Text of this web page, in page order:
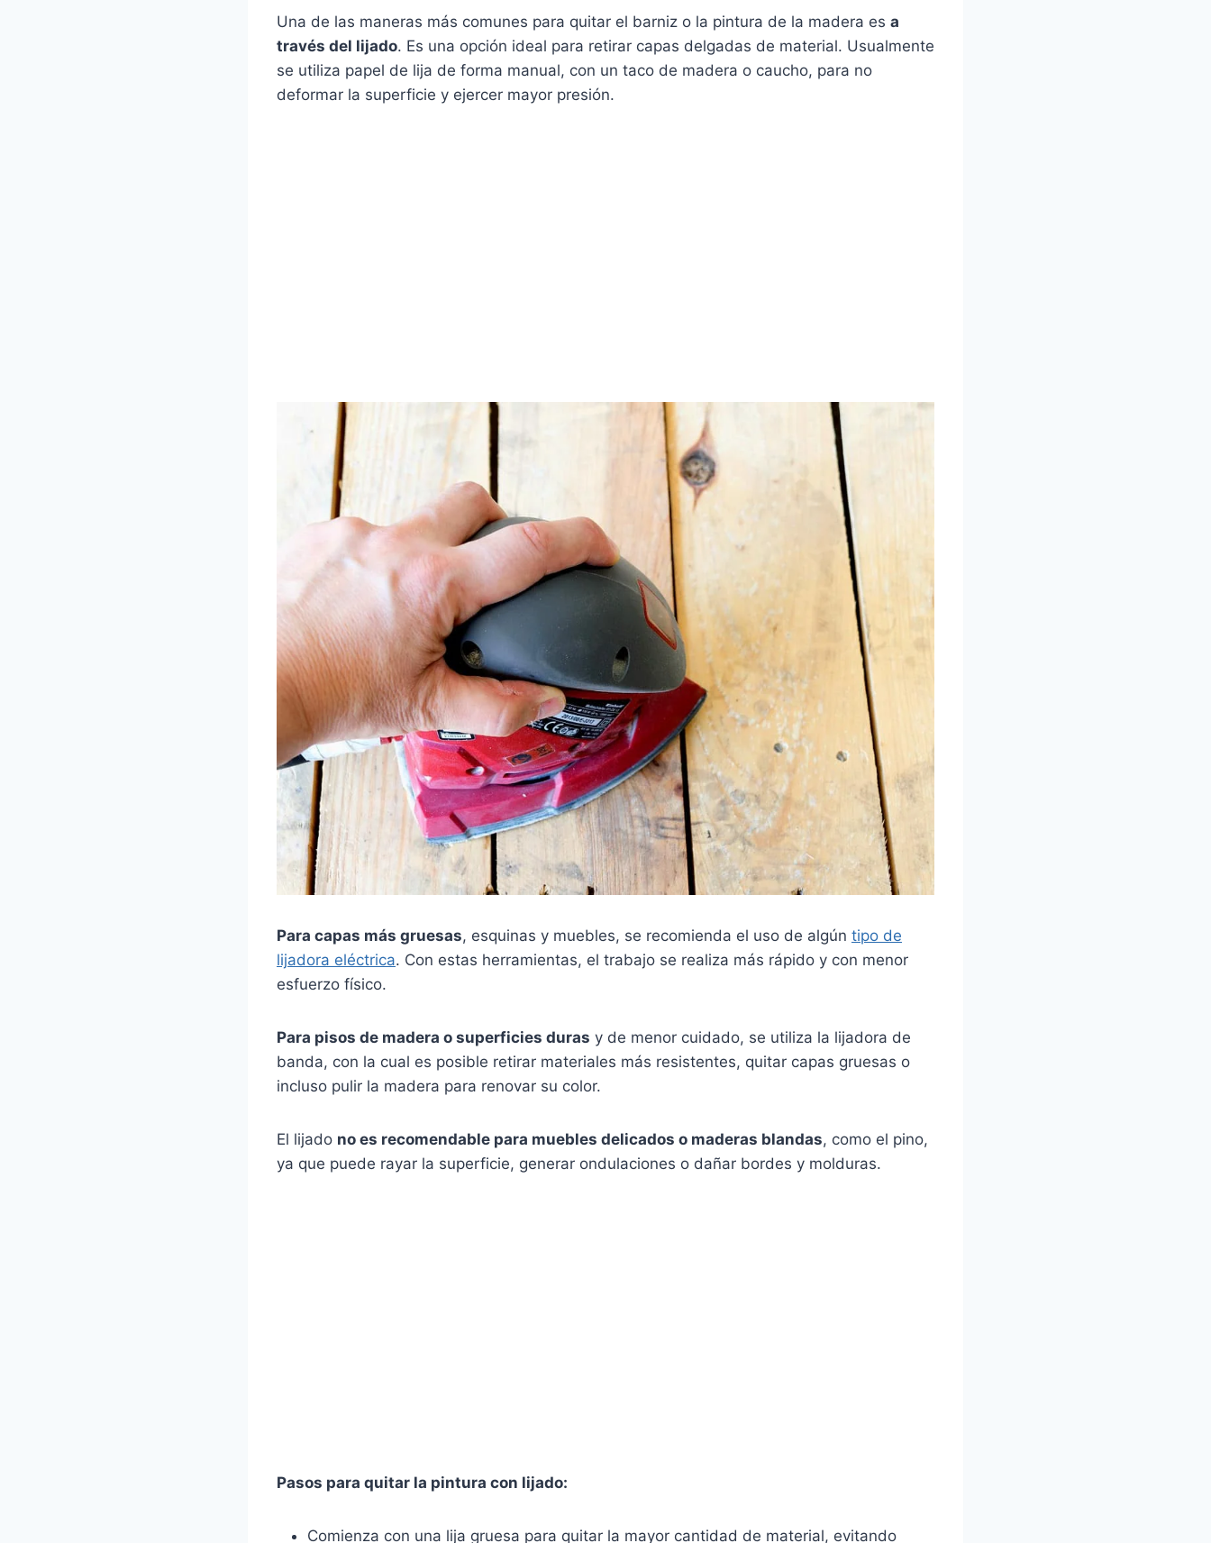
Una de las maneras más comunes para quitar el barniz o la pintura de la madera es a
través del lijado. Es una opción ideal para retirar capas delgadas de material. Usualmente
se utiliza papel de lija de forma manual, con un taco de madera o caucho, para no
deformar la superficie y ejercer mayor presión.
Para capas más gruesas, esquinas y muebles, se recomienda el uso de algún tipo de
lijadora eléctrica. Con estas herramientas, el trabajo se realiza más rápido y con menor
esfuerzo físico.
Para pisos de madera o superficies duras y de menor cuidado, se utiliza la lijadora de
banda, con la cual es posible retirar materiales más resistentes, quitar capas gruesas o
incluso pulir la madera para renovar su color.
El lijado no es recomendable para muebles delicados o maderas blandas, como el pino,
ya que puede rayar la superficie, generar ondulaciones o dañar bordes y molduras.
Pasos para quitar la pintura con lijado:
Comienza con una lija gruesa para quitar la mayor cantidad de material, evitando